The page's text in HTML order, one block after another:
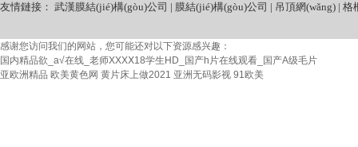
友情鏈接： 武漢膜結(jié)構(gòu)公司 | 膜結(jié)構(gòu)公司 | 吊頂網(wǎng) | 格
感谢您访问我们的网站，您可能还对以下资源感兴趣：
国内精品欲_a√在线_老师XXXⅩ18学生HD_国产h片在线观看_国产A级毛片
亚欧洲精品 欧美黄色网 黄片床上做2021 亚洲无码影视 91欧美